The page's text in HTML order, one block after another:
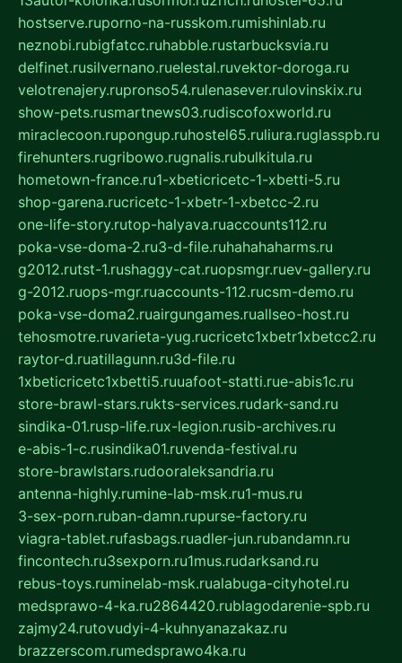
hostserve.ruporno-na-russkom.rumishinlab.ru
neznobi.rubigfatcc.ruhabble.rustarbucksvia.ru
delfinet.rusilvernano.ruelestal.ruvektor-doroga.ru
velotrenajery.rupronso54.rulenasever.rulovinskix.ru
show-pets.rusmartnews03.rudiscofoxworld.ru
miraclecoon.rupongup.ruhostel65.ruliura.ruglasspb.ru
firehunters.rugribowo.rugnalis.rubulkitula.ru
hometown-france.ru1-xbeticricetc-1-xbetti-5.ru
shop-garena.rucricetc-1-xbetr-1-xbetcc-2.ru
one-life-story.rutop-halyava.ruaccounts112.ru
poka-vse-doma-2.ru3-d-file.ruhahahaharms.ru
g2012.rutst-1.rushaggy-cat.ruopsmgr.ruev-gallery.ru
g-2012.ruops-mgr.ruaccounts-112.rucsm-demo.ru
poka-vse-doma2.ruairgungames.ruallseo-host.ru
tehosmotre.ruvarieta-yug.rucricetc1xbetr1xbetcc2.ru
raytor-d.ruatillagunn.ru3d-file.ru
1xbeticricetc1xbetti5.ruuafoot-statti.rue-abis1c.ru
store-brawl-stars.rukts-services.rudark-sand.ru
sindika-01.rusp-life.rux-legion.rusib-archives.ru
e-abis-1-c.rusindika01.ruvenda-festival.ru
store-brawlstars.rudooraleksandria.ru
antenna-highly.rumine-lab-msk.ru1-mus.ru
3-sex-porn.ruban-damn.rupurse-factory.ru
viagra-tablet.rufasbags.ruadler-jun.rubandamn.ru
fincontech.ru3sexporn.ru1mus.rudarksand.ru
rebus-toys.ruminelab-msk.rualabuga-cityhotel.ru
medsprawo-4-ka.ru2864420.rublagodarenie-spb.ru
zajmy24.rutovudyi-4-kuhnyanazakaz.ru
brazzerscom.rumedsprawo4ka.ru